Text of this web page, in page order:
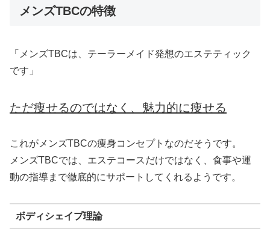
メンズTBCの特徴
「メンズTBCは、テーラーメイド発想のエステティック
です」
ただ痩せるのではなく、魅力的に痩せる
これがメンズTBCの痩身コンセプトなのだそうです。
メンズTBCでは、エステコースだけではなく、食事や運
動の指導まで徹底的にサポートしてくれるようです。
ボディシェイプ理論